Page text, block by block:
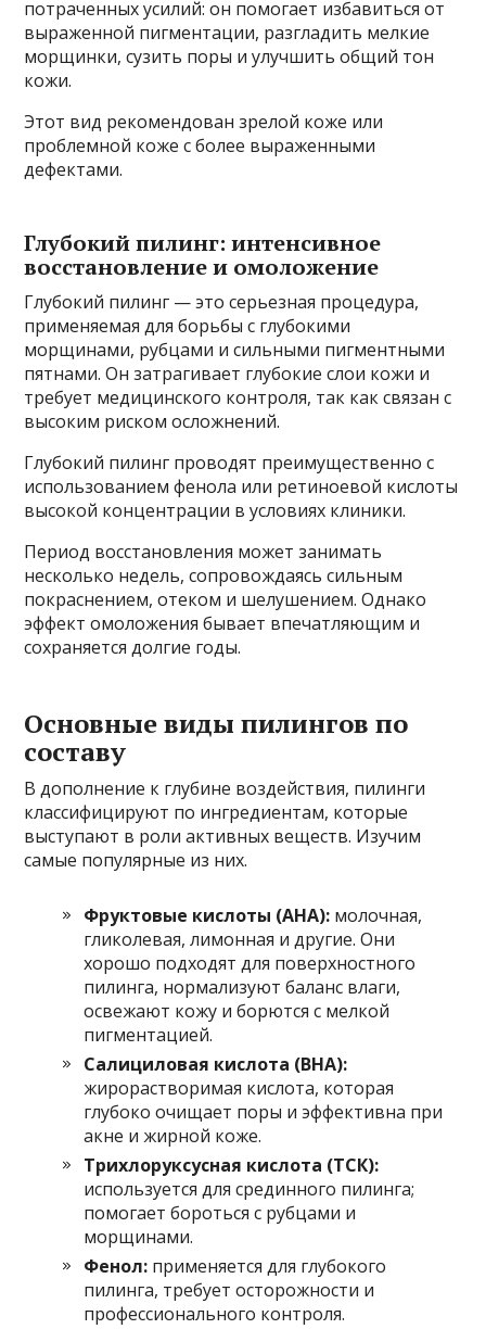
потраченных усилий: он помогает избавиться от
выраженной пигментации, разгладить мелкие
морщинки, сузить поры и улучшить общий тон
кожи.
Этот вид рекомендован зрелой коже или
проблемной коже с более выраженными
дефектами.
Глубокий пилинг: интенсивное
восстановление и омоложение
Глубокий пилинг — это серьезная процедура,
применяемая для борьбы с глубокими
морщинами, рубцами и сильными пигментными
пятнами. Он затрагивает глубокие слои кожи и
требует медицинского контроля, так как связан с
высоким риском осложнений.
Глубокий пилинг проводят преимущественно с
использованием фенола или ретиноевой кислоты
высокой концентрации в условиях клиники.
Период восстановления может занимать
несколько недель, сопровождаясь сильным
покраснением, отеком и шелушением. Однако
эффект омоложения бывает впечатляющим и
сохраняется долгие годы.
Основные виды пилингов по
составу
В дополнение к глубине воздействия, пилинги
классифицируют по ингредиентам, которые
выступают в роли активных веществ. Изучим
самые популярные из них.
Фруктовые кислоты (AHA): молочная,
гликолевая, лимонная и другие. Они
хорошо подходят для поверхностного
пилинга, нормализуют баланс влаги,
освежают кожу и борются с мелкой
пигментацией.
Салициловая кислота (BHA):
жирорастворимая кислота, которая
глубоко очищает поры и эффективна при
акне и жирной коже.
Трихлоруксусная кислота (ТСК):
используется для срединного пилинга;
помогает бороться с рубцами и
морщинами.
Фенол: применяется для глубокого
пилинга, требует осторожности и
профессионального контроля.